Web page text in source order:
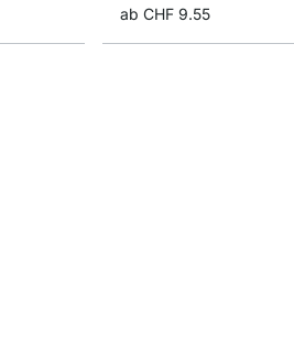
ab CHF 9.55